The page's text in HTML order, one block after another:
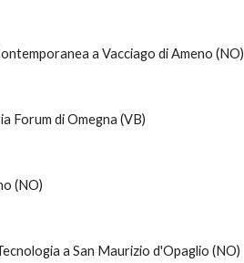
a Vacciago di Ameno (NO)
Forum di Omegna (VB)
(NO)
a San Maurizio d'Opaglio (NO)